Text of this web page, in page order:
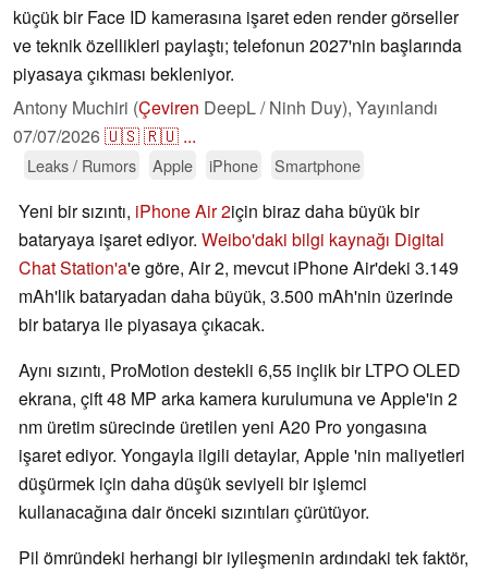
küçük bir Face ID kamerasına işaret eden render görseller
ve teknik özellikleri paylaştı; telefonun 2027'nin başlarında
piyasaya çıkması bekleniyor.
Antony Muchiri (Çeviren DeepL / Ninh Duy), Yayınlandı
07/07/2026🇺🇸🇷🇺 ...
Leaks / Rumors Apple iPhone Smartphone
Yeni bir sızıntı, iPhone Air 2için biraz daha büyük bir
bataryaya işaret ediyor. Weibo'daki bilgi kaynağı Digital
Chat Station'a'e göre, Air 2, mevcut iPhone Air'deki 3.149
mAh'lik bataryadan daha büyük, 3.500 mAh'nin üzerinde
bir batarya ile piyasaya çıkacak.
Aynı sızıntı, ProMotion destekli 6,55 inçlik bir LTPO OLED
ekrana, çift 48 MP arka kamera kurulumuna ve Apple'in 2
nm üretim sürecinde üretilen yeni A20 Pro yongasına
işaret ediyor. Yongayla ilgili detaylar, Apple 'nin maliyetleri
düşürmek için daha düşük seviyeli bir işlemci
kullanacağına dair önceki sızıntıları çürütüyor.
Pil ömründeki herhangi bir iyileşmenin ardındaki tek faktör,